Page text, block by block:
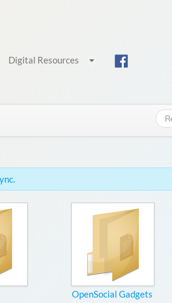
Digital Resources
OpenSocial Gadgets